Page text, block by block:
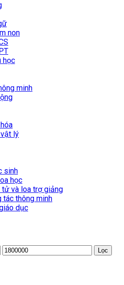
non
học
minh
vật lý
sinh
học
tử và loa trợ giảng
tác thông minh
dục
Giá
Lọc